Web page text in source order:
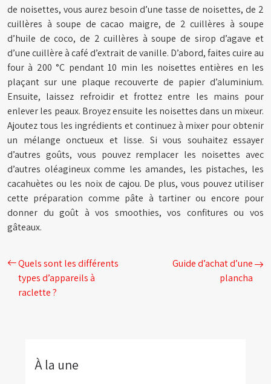
de noisettes, vous aurez besoin d’une tasse de noisettes, de 2
cuillères à soupe de cacao maigre, de 2 cuillères à soupe
d’huile de coco, de 2 cuillères à soupe de sirop d’agave et
d’une cuillère à café d’extrait de vanille. D’abord, faites cuire au
four à 200 °C pendant 10 min les noisettes entières en les
plaçant sur une plaque recouverte de papier d’aluminium.
Ensuite, laissez refroidir et frottez entre les mains pour
enlever les peaux. Broyez ensuite les noisettes dans un mixeur.
Ajoutez tous les ingrédients et continuez à mixer pour obtenir
un mélange onctueux et lisse. Si vous souhaitez essayer
d’autres goûts, vous pouvez remplacer les noisettes avec
d’autres oléagineux comme les amandes, les pistaches, les
cacahuètes ou les noix de cajou. De plus, vous pouvez utiliser
cette préparation comme pâte à tartiner ou encore pour
donner du goût à vos smoothies, vos confitures ou vos
gâteaux.
Quels sont les différents
types d’appareils à
raclette ?
Guide d’achat d’une
plancha
À la une